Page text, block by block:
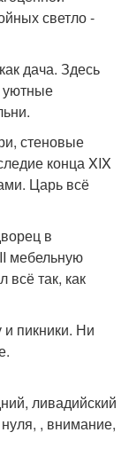
светло -
дача. Здесь
уютные
стеновые
конца XIX
Царь всё
в
мебельную
всё так, как
пикники. Ни
ливадийский
, внимание,